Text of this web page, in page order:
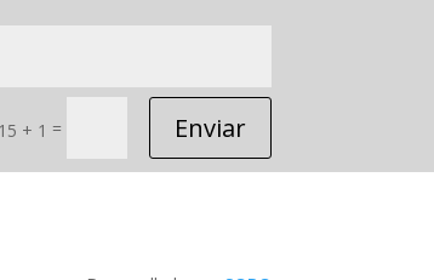
15 + 1 = Enviar